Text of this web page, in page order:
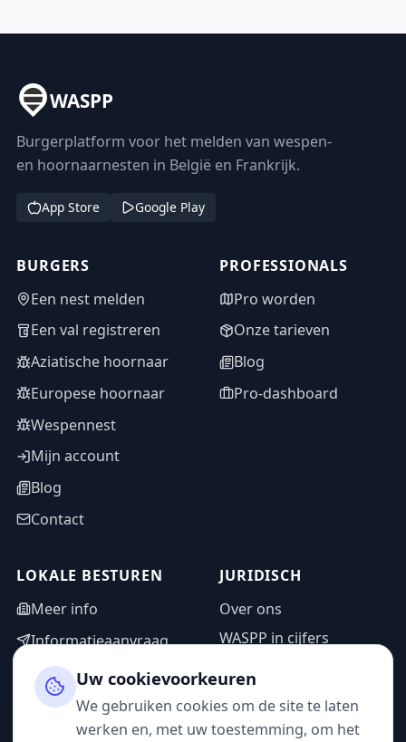
WASPP
Burgerplatform voor het melden van wespen-
en hoornaarnesten in België en Frankrijk.
App Store Google Play
BURGERS
Een nest melden
Een val registreren
Aziatische hoornaar
Europese hoornaar
Wespennest
Mijn account
Blog
Contact
PROFESSIONALS
Pro worden
Onze tarieven
Blog
Pro-dashboard
LOKALE BESTUREN
Meer info
Informatieaanvraag
Adminzone
JURIDISCH
Over ons
WASPP in cijfers
Privacybeleid
Gebruiksvoorwaarden
Uw cookievoorkeuren
We gebruiken cookies om de site te laten
werken en, met uw toestemming, om het